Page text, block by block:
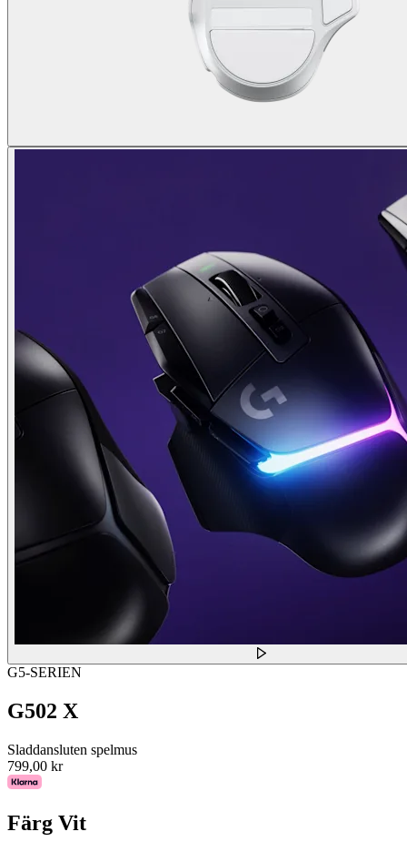
G5-SERIEN
G502 X
Sladdansluten spelmus
799,00 kr
Färg Vit